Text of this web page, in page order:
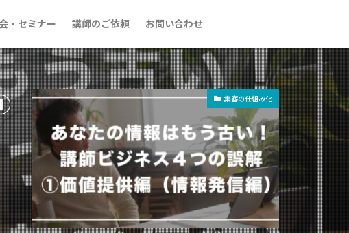
・セミナー 講師のご依頼 お問い合わせ
集客の仕組み化